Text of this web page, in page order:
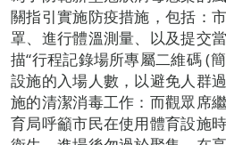
關指引實施防疫措施，包括：
罩、進行體溫測量、以及提交
描“行程記錄場所專屬二維碼 (
設施的入場人數，以避免人群
施的清潔消毒工作：而觀眾席
育局呼籲市民在使用體育設施